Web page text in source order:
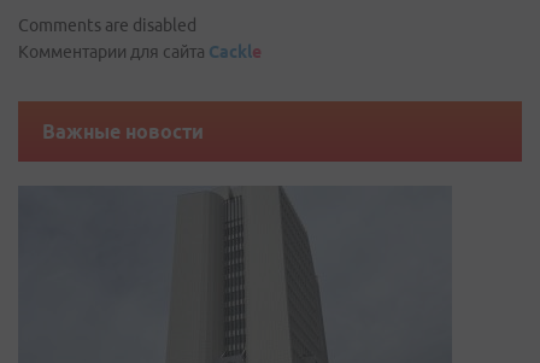
Comments are disabled
Комментарии для сайта Cackle
Важные новости